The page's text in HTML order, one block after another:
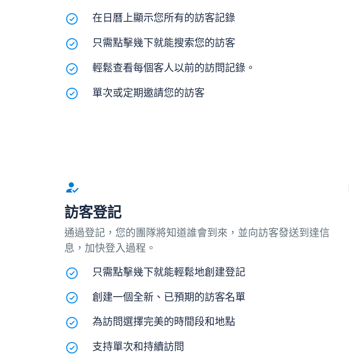
在日曆上顯示您所有的訪客記錄
只需點擊幾下就能搜索您的訪客
輕鬆查看每個客人以前的訪問記錄。
單次或定期邀請您的訪客
訪客登記
通過登記，您的團隊將知道誰會到來，並向訪客發送到達信
息，加快登入過程。
只需點擊幾下就能輕鬆地創建登記
創建一個全新、已預期的訪客名單
為訪問選擇完美的時間段和地點
支持單次和持續訪問